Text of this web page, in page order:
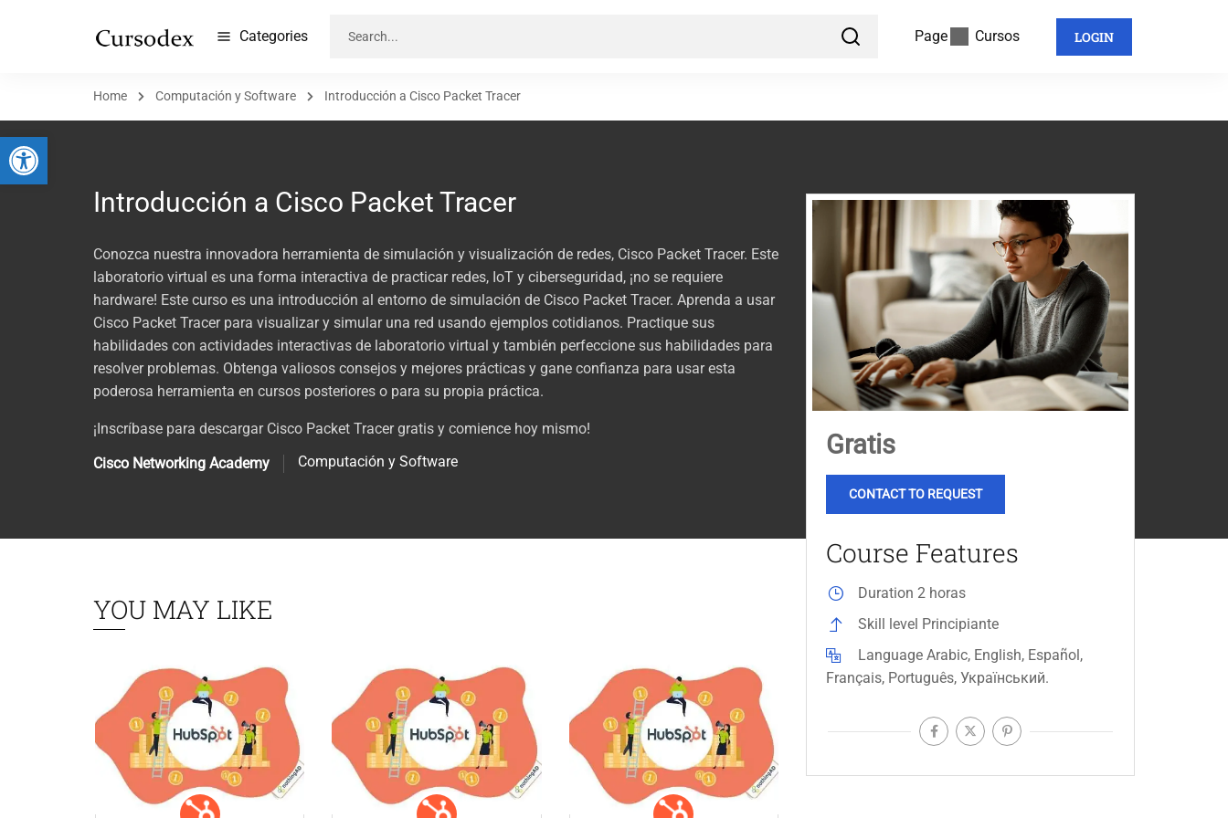
Abrir barra de herramientas
Categories Page Cursos LOGIN
Home Computación y Software Introducción a Cisco Packet Tracer
Introducción a Cisco Packet Tracer
Conozca nuestra innovadora herramienta de simulación y visualización de redes, Cisco Packet Tracer. Este
laboratorio virtual es una forma interactiva de practicar redes, IoT y ciberseguridad, ¡no se requiere
hardware! Este curso es una introducción al entorno de simulación de Cisco Packet Tracer. Aprenda a usar
Cisco Packet Tracer para visualizar y simular una red usando ejemplos cotidianos. Practique sus
habilidades con actividades interactivas de laboratorio virtual y también perfeccione sus habilidades para
resolver problemas. Obtenga valiosos consejos y mejores prácticas y gane confianza para usar esta
poderosa herramienta en cursos posteriores o para su propia práctica.
¡Inscríbase para descargar Cisco Packet Tracer gratis y comience hoy mismo!
Cisco Networking Academy
Computación y Software
YOU MAY LIKE
Gratis
CONTACT TO REQUEST
Course Features
Duration 2 horas
Skill level Principiante
Language Arabic, English, Español,
Français, Português, Український.